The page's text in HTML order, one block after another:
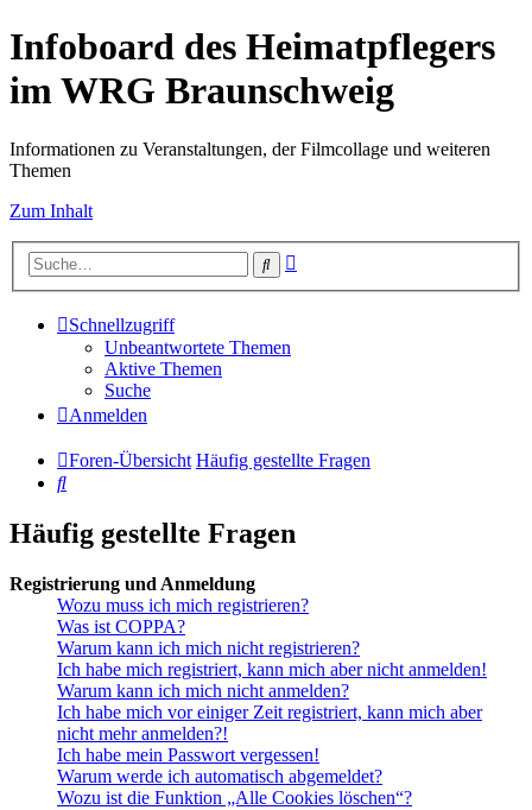
Infoboard des Heimatpflegers
im WRG Braunschweig
Informationen zu Veranstaltungen, der Filmcollage und weiteren
Themen
Zum Inhalt
Suche
Schnellzugriff
Unbeantwortete Themen
Aktive Themen
Suche
Anmelden
Foren-Übersicht Häufig gestellte Fragen
Suche
Häufig gestellte Fragen
Registrierung und Anmeldung
Wozu muss ich mich registrieren?
Was ist COPPA?
Warum kann ich mich nicht registrieren?
Ich habe mich registriert, kann mich aber nicht anmelden!
Warum kann ich mich nicht anmelden?
Ich habe mich vor einiger Zeit registriert, kann mich aber
nicht mehr anmelden?!
Ich habe mein Passwort vergessen!
Warum werde ich automatisch abgemeldet?
Wozu ist die Funktion „Alle Cookies löschen“?